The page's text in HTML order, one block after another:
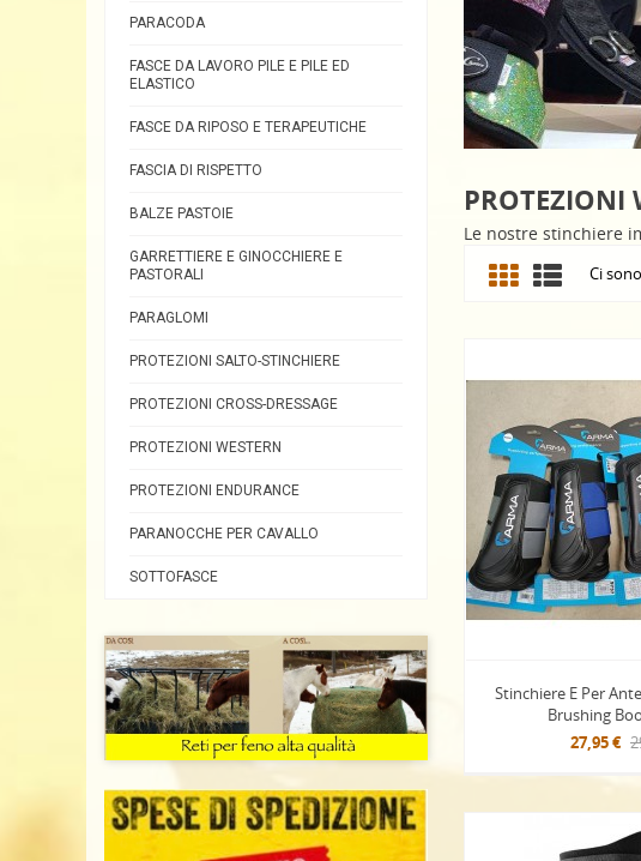
PARACODA
FASCE DA LAVORO PILE E PILE ED
ELASTICO
FASCE DA RIPOSO E TERAPEUTICHE
FASCIA DI RISPETTO
BALZE PASTOIE
GARRETTIERE E GINOCCHIERE E
PASTORALI
PARAGLOMI
PROTEZIONI SALTO-STINCHIERE
PROTEZIONI CROSS-DRESSAGE
PROTEZIONI WESTERN
PROTEZIONI ENDURANCE
PARANOCCHE PER CAVALLO
SOTTOFASCE
PROTEZIONI
Le nostre stinchiere
Ci
Stinchiere E Per
Brushing
27,95 €